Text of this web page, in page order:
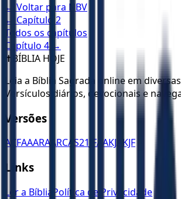
← Voltar para NBV
← Capítulo 2
Todos os capítulos
Capítulo 4 →
✝️ BÍBLIA HOJE
Leia a Bíblia Sagrada online em
Versículos diários, devocionais e
Versões
ACFAAARA ARCAS21 JFAAKJA KJF
Links
Ler a Bíblia Política de Privacidade